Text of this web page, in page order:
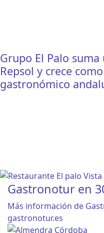
Grupo El Palo
Repsol y crece
gastronómico
Gastronotur en
Más información de
gastronotur.es